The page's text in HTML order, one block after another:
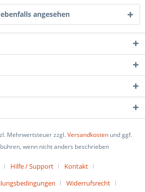
angesehen
Mehrwertsteuer zzgl.Versandkosten und ggf.
wenn nicht anders beschrieben
Hilfe / Support
Kontakt
Widerrufsrecht